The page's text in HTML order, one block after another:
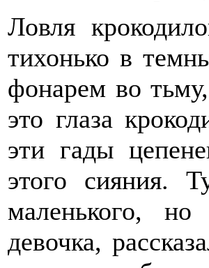
Ловля
тихонько в
фонарем во
это глаза
эти гады
этого сияния.
маленького, но
девочка,